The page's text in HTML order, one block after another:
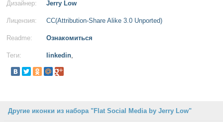
Дизайнер: Jerry Low
Лицензия: CC(Attribution-Share Alike 3.0 Unported)
Readme: Ознакомиться
Теги: linkedin,
Другие иконки из набора "Flat Social Media by Jerry Low"